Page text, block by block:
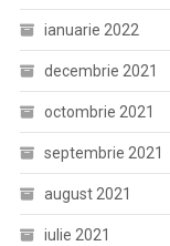
ianuarie 2022
decembrie 2021
octombrie 2021
septembrie 2021
august 2021
iulie 2021